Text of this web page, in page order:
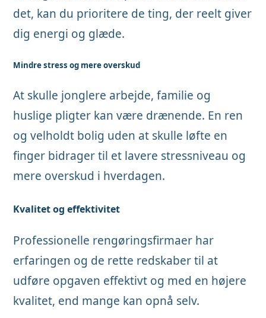
det, kan du prioritere de ting, der reelt giver
dig energi og glæde.
Mindre stress og mere overskud
At skulle jonglere arbejde, familie og
huslige pligter kan være drænende. En ren
og velholdt bolig uden at skulle løfte en
finger bidrager til et lavere stressniveau og
mere overskud i hverdagen.
Kvalitet og effektivitet
Professionelle rengøringsfirmaer har
erfaringen og de rette redskaber til at
udføre opgaven effektivt og med en højere
kvalitet, end mange kan opnå selv.